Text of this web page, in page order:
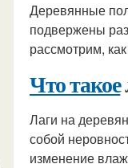
Деревянные
подвержены
рассмотрим,
Что такое
Лаги на
собой
изменение